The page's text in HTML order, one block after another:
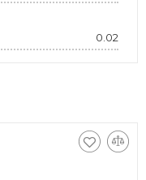
0.02